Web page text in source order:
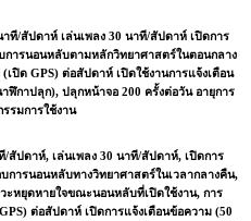
/สัปดาห์ เล่นเพลง 30 นาที/สัปดาห์ เปิดการ
การนอนหลับตามหลักวิทยาศาสตร์ในตอนกลาง
ปิด GPS) ต่อสัปดาห์ เปิดใช้งานการแจ้งเตือน
ฬิกาปลุก), ปลุกหน้าจอ 200 ครั้งต่อวัน อายุการ
รมการใช้งาน
ปดาห์, เล่นเพลง 30 นาที/สัปดาห์, เปิดการ
การนอนหลับทางวิทยาศาสตร์ในเวลากลางคืน,
ะหยุดหายใจขณะนอนหลับที่เปิดใช้งาน, การ
ต่อสัปดาห์ เปิดการแจ้งเตือนข้อความ (50